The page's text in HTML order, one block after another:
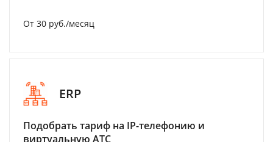
От 30 руб./месяц
ERP
Подобрать тариф на IP-телефонию и
виртуальную АТС